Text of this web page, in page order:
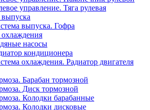
управление. Тяга рулевая
выпуска. Гофра
насосы
кондиционера
охлаждения. Радиатор двигателя
Барабан тормозной
Диск тормозной
Колодки барабанные
Колодки дисковые